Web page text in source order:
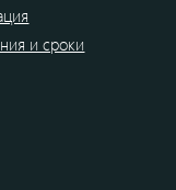
и сроки